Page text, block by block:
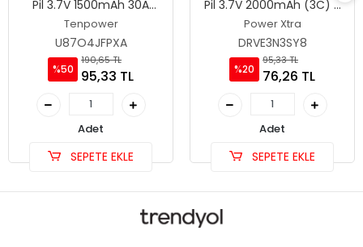
Pil 3.7V 1500mAh 30A
High-Drain-20C -
Tenpower ICR18650-15SG
Tenpower
U87O4JFPXA
%50
190,65 TL
95,33 TL
Adet
SEPETE EKLE
Pil 3.7V 2000mAh (3C) -
Power-Xtra PX18650-20B
Power Xtra
DRVE3N3SY8
%20
95,33 TL
76,26 TL
Adet
SEPETE EKLE